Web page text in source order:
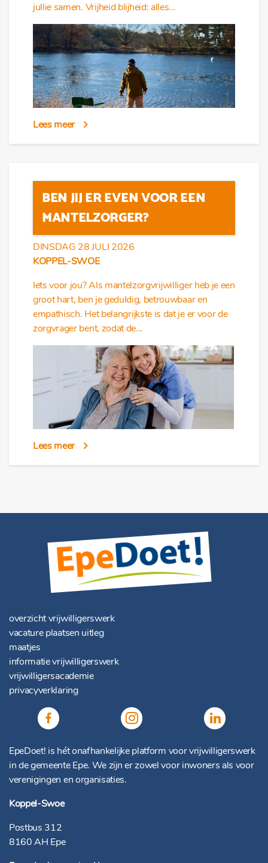
jullie samen. Vrijheid blijheid: alles...
Lees meer
BEN JIJ ER EVEN VOOR EEN
MANTELZORGER?
DINSDAG 28 JULI 2026
KOPPEL-SWOE
Iets voor jou? Als mantelzorgvrijwilliger heb je een
groot hart, ben je geduldig, betrouwbaar en
empathisch. Het belangrijkste is dat je er voor de
zorgvrager bent, zodat de...
Lees meer
overzicht vrijwilligerswerk
vacature plaatsen uitleg
maatjes
informatie vrijwilligerswerk
vrijwilligersacademie
privacyverklaring
EpeDoet! is hét onafhankelijke platform voor vrijwilligerswerk
in de gemeente Epe. We zijn er zowel voor inwoners als voor
verenigingen en organisaties.
Koppel-Swoe
Postbus 312
8160 AH Epe